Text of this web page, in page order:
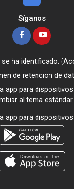
Síganos
ha identificado. (
de retención de
app para
al tema estándar
app para